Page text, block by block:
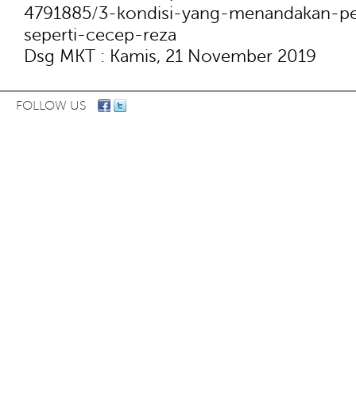
4791885/3-kondisi-yang-menandakan-
seperti-cecep-reza
Dsg MKT : Kamis, 21 November 2019
FOLLOW US